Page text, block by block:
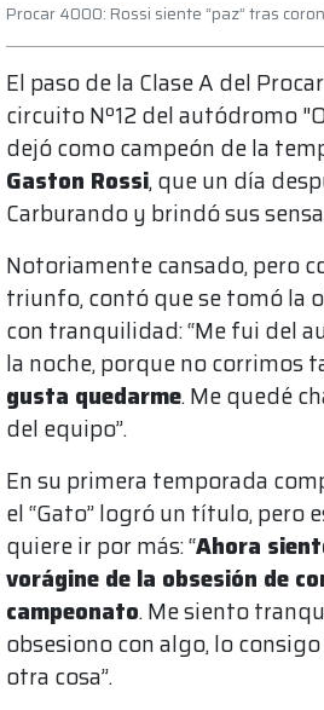
Procar 4000: Rossi siente “paz” tras
El paso de la Clase A del
circuito Nº12 del autódromo
dejó como campeón de la
Gaston Rossi, que un día
Carburando y brindó sus
Notoriamente cansado, pero
triunfo, contó que se tomó la
con tranquilidad: “Me fui del
la noche, porque no corrimos
gusta quedarme. Me quedé
del equipo”.
En su primera temporada
el “Gato” logró un título, pero
quiere ir por más: “Ahora
vorágine de la obsesión de
campeonato. Me siento
obsesiono con algo, lo
otra cosa”.